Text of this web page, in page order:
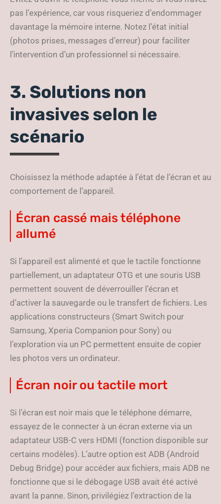
pas l’expérience, car vous risqueriez d’endommager
davantage la mémoire interne. Notez l’état initial
(photos prises, messages d’erreur) pour faciliter
l’intervention d’un professionnel si nécessaire.
3. Solutions non
invasives selon le
scénario
Choisissez la méthode adaptée à l’état de l’écran et au
comportement de l’appareil.
Écran cassé mais téléphone
allumé
Si l’appareil est alimenté et que le tactile fonctionne
partiellement, un adaptateur OTG et une souris USB
permettent souvent de déverrouiller l’écran et
d’activer la sauvegarde ou le transfert de fichiers. Les
applications constructeurs (Smart Switch pour
Samsung, Xperia Companion pour Sony) ou
l’exploration via un PC permettent ensuite de copier
les photos vers un ordinateur.
Écran noir ou tactile mort
Si l’écran est noir mais que le téléphone démarre,
essayez de le connecter à un écran externe via un
adaptateur USB-C vers HDMI (fonction disponible sur
certains modèles). L’autre option est ADB (Android
Debug Bridge) pour accéder aux fichiers, mais ADB ne
fonctionne que si le débogage USB avait été activé
avant la panne. Sinon, privilégiez l’extraction de la